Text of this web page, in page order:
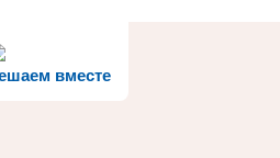
вместе